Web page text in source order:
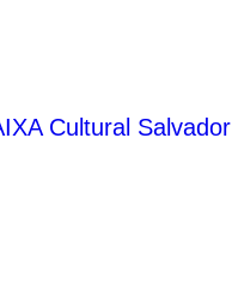
Cultural Salvador